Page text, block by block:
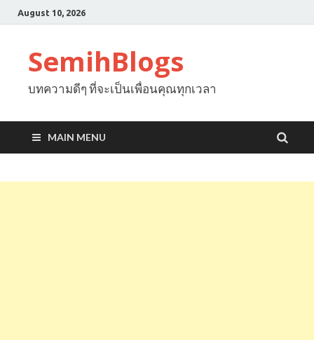
August 10, 2026
SemihBlogs
บทความดีๆ ที่จะเป็นเพื่อนคุณทุกเวลา
MAIN MENU